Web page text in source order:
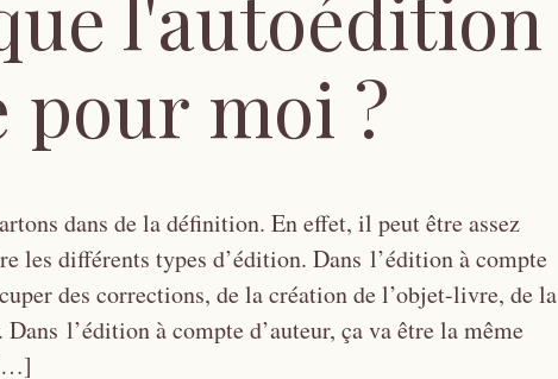
l'autoédition
pour moi ?
dans de la définition. En effet, il peut être assez
les différents types d’édition. Dans l’édition à compte
des corrections, de la création de l’objet-livre, de la
l’édition à compte d’auteur, ça va être la même